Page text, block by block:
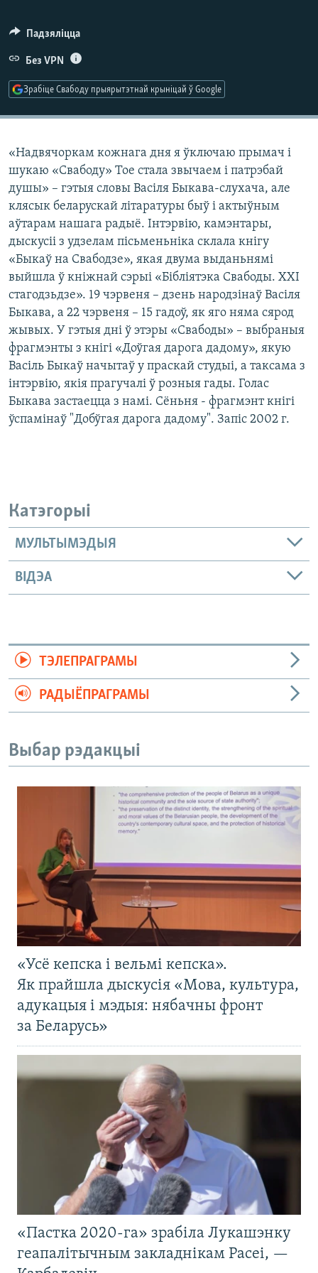
КАЛЯНДАР
НА ХВАЛЯХ СВАБОДЫ
Падзяліцца
Без VPN
Зрабіце Свабоду прыярытэтнай крыніцай ў Google
«Надвячоркам кожнага дня я ўключаю прымач і
шукаю «Свабоду» Тое стала звычаем і патрэбай
душы» – гэтыя словы Васіля Быкава-слухача, але
клясык беларускай літаратуры быў і актыўным
аўтарам нашага радыё. Інтэрвію, камэнтары,
дыскусіі з удзелам пісьменьніка склала кнігу
«Быкаў на Свабодзе», якая двума выданьнямі
выйшла ў кніжнай сэрыі «Бібліятэка Свабоды. XXI
стагодзьдзе». 19 чэрвеня – дзень народзінаў Васіля
Быкава, а 22 чэрвеня – 15 гадоў, як яго няма сярод
жывых. У гэтыя дні ў этэры «Свабоды» – выбраныя
фрагмэнты з кнігі «Доўгая дарога дадому», якую
Васіль Быкаў начытаў у праскай студыі, а таксама з
інтэрвію, якія прагучалі ў розныя гады. Голас
Быкава застаецца з намі. Сёньня - фрагмэнт кнігі
ўспамінаў "Добўгая дарога дадому". Запіс 2002 г.
Катэгорыі
МУЛЬТЫМЭДЫЯ
ВІДЭА
ТЭЛЕПРАГРАМЫ
РАДЫЁПРАГРАМЫ
Выбар рэдакцыі
«Усё кепска і вельмі кепска».
Як прайшла дыскусія «Мова, культура,
адукацыя і мэдыя: нябачны фронт
за Беларусь»
«Пастка 2020-га» зрабіла Лукашэнку
геапалітычным закладнікам Расеі, —